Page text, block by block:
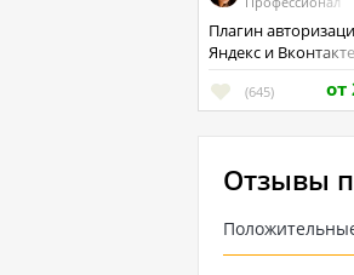
Плагин авторизации через
Яндекс и Вконтакте
(645) от
Отзывы